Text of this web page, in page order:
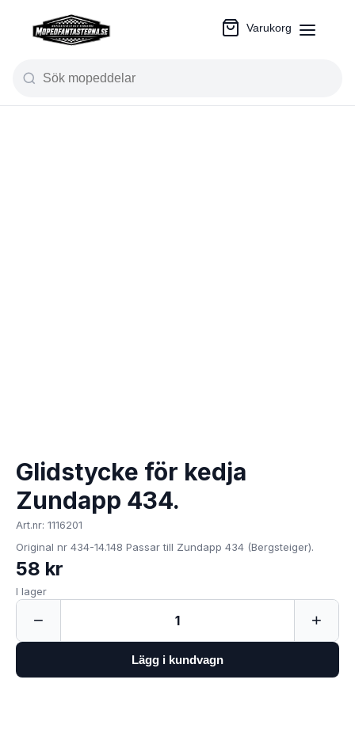
Varukorg
Glidstycke för kedja
Zundapp 434.
Art.nr: 1116201
Original nr 434-14.148 Passar till Zundapp 434 (Bergsteiger).
58 kr
I lager
− 1 +
Lägg i kundvagn